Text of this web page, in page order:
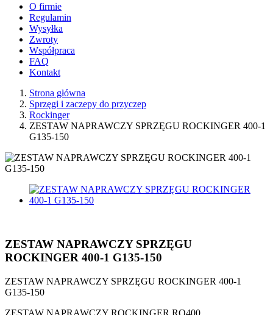
O firmie
Regulamin
Wysyłka
Zwroty
Współpraca
FAQ
Kontakt
Strona główna
Sprzęgi i zaczepy do przyczep
Rockinger
ZESTAW NAPRAWCZY SPRZĘGU ROCKINGER 400-1
G135-150
ZESTAW NAPRAWCZY SPRZĘGU
ROCKINGER 400-1 G135-150
ZESTAW NAPRAWCZY SPRZĘGU ROCKINGER 400-1
G135-150
ZESTAW NAPRAWCZY ROCKINGER RO400